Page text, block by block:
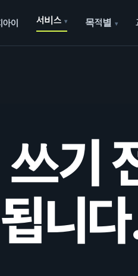
아이 서비스 ▾ 목적별 ▾
기
니